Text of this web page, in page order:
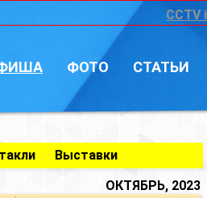
CCTV
ФОТО СТАТЬИ
Выставки
ОКТЯБРЬ, 2023